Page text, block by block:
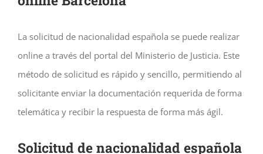
La solicitud de nacionalidad española se puede realizar
online a través del portal del Ministerio de Justicia. Este
método de solicitud es rápido y sencillo, permitiendo al
solicitante enviar la documentación requerida de forma
telemática y recibir la respuesta de forma más ágil.
Solicitud de nacionalidad española